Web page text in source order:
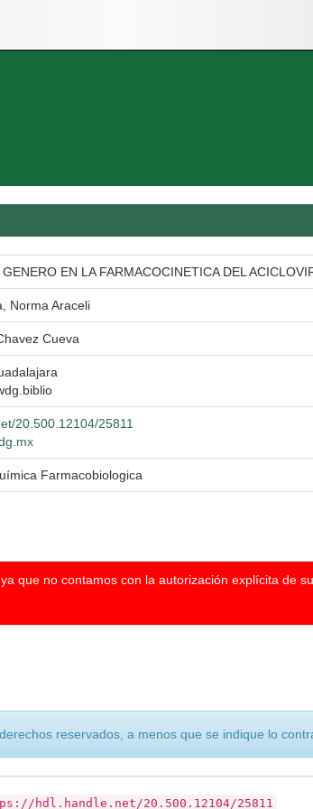
EN LA FARMACOCINETICA DEL
Norma Araceli
Cueva
20.500.12104/25811
Farmacobiologica
que no contamos con la autorización explícita de
reservados, a menos que se indique lo
hdl.handle.net/20.500.12104/25811